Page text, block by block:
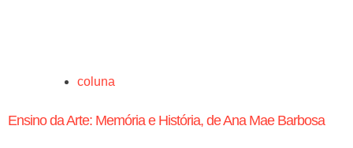
coluna
Ensino da Arte: Memória e História, de Ana Mae Barbosa